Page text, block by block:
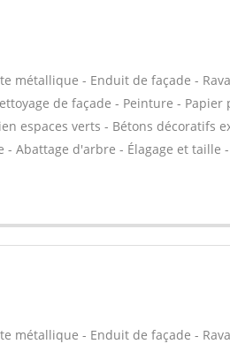
métallique - Enduit de façade -
de façade - Peinture - Papier
espaces verts - Bétons décoratifs
- Abattage d'arbre - Élagage et taille -
métallique - Enduit de façade -